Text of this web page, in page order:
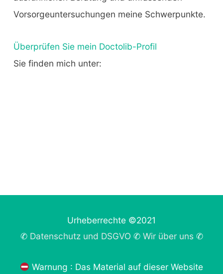
Vorsorgeuntersuchungen meine Schwerpunkte.
Überprüfen Sie mein Doctolib-Profil
Sie finden mich unter:
Urheberrechte ©2021
✆ Datenschutz und DSGVO ✆ Wir über uns✆
Warnung : Das Material auf dieser Website